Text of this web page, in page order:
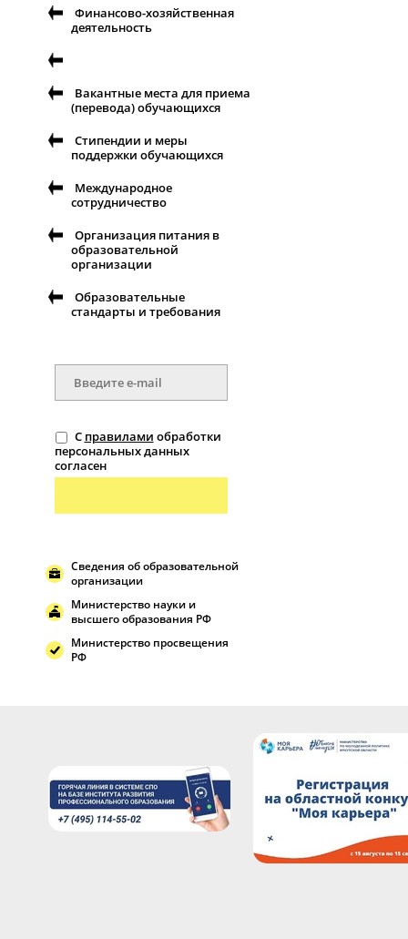
Финансово-хозяйственная
деятельность
Вакантные места для приема
(перевода) обучающихся
Стипендии и меры
поддержки обучающихся
Международное
сотрудничество
Организация питания в
образовательной
организации
Образовательные
стандарты и требования
С правилами обработки
персональных данных
согласен
Сведения об образовательной
организации
Министерство науки и
высшего образования РФ
Министерство просвещения
РФ